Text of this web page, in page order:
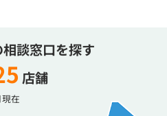
談窓口を探す
店舗
在